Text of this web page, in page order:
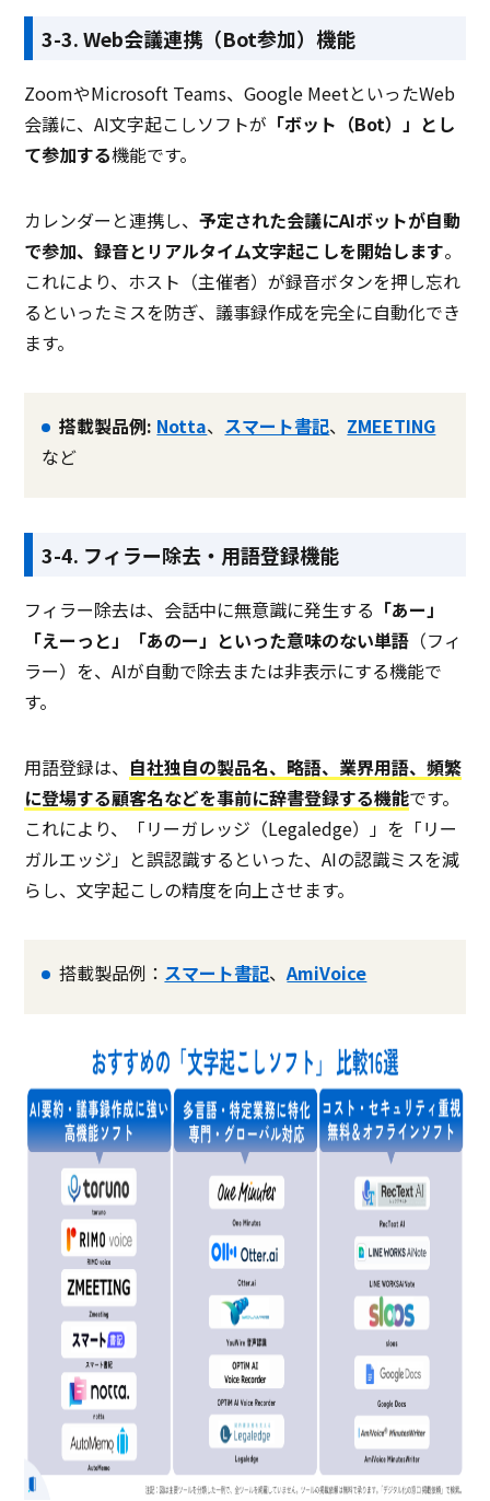
3-3. Web会議連携（Bot参加）機能
ZoomやMicrosoft Teams、Google MeetといったWeb
会議に、AI文字起こしソフトが 「ボット（Bot）」とし
て参加する機能です。
カレンダーと連携し、予定された会議にAIボットが自動
で参加、録音とリアルタイム文字起こしを開始します。
これにより、ホスト（主催者）が録音ボタンを押し忘れ
るといったミスを防ぎ、議事録作成を完全に自動化でき
ます。
搭載製品例: Notta、 スマート書記、 ZMEETING
など
3-4. フィラー除去・用語登録機能
フィラー除去は、会話中に無意識に発生する 「あー」
「えーっと」「あのー」といった意味のない単語 （フィ
ラー）を、AIが自動で除去または非表示にする機能で
す。
用語登録は、 自社独自の製品名、略語、業界用語、頻繁
に登場する顧客名などを事前に辞書登録する機能です。
これにより、「リーガレッジ（Legaledge）」を「リー
ガルエッジ」と誤認識するといった、AIの認識ミスを減
らし、文字起こしの精度を向上させます。
搭載製品例： スマート書記、AmiVoice